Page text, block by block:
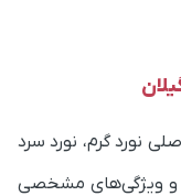
نورد گرم، نورد سرد
و ویژگی‌های مشخصی